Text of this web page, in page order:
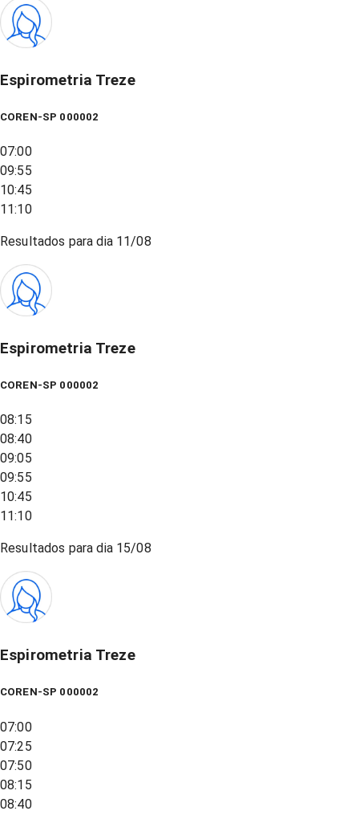
Espirometria Treze
COREN-SP 000002
07:00
09:55
10:45
11:10
Resultados para dia 11/08
Espirometria Treze
COREN-SP 000002
08:15
08:40
09:05
09:55
10:45
11:10
Resultados para dia 15/08
Espirometria Treze
COREN-SP 000002
07:00
07:25
07:50
08:15
08:40